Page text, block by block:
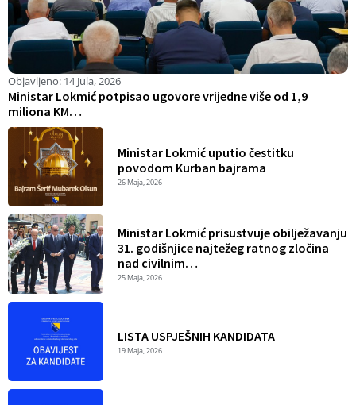
Objavljeno: 14 Jula, 2026
Ministar Lokmić potpisao ugovore vrijedne više od 1,9
miliona KM…
Ministar Lokmić uputio čestitku
povodom Kurban bajrama
26 Maja, 2026
Ministar Lokmić prisustvuje obilježavanju
31. godišnjice najtežeg ratnog zločina
nad civilnim…
25 Maja, 2026
LISTA USPJEŠNIH KANDIDATA
19 Maja, 2026